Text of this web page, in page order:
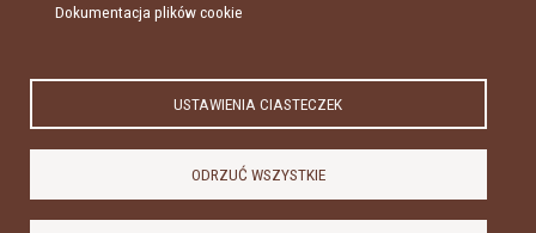
Dokumentacja plików cookie
USTAWIENIA CIASTECZEK
ODRZUĆ WSZYSTKIE